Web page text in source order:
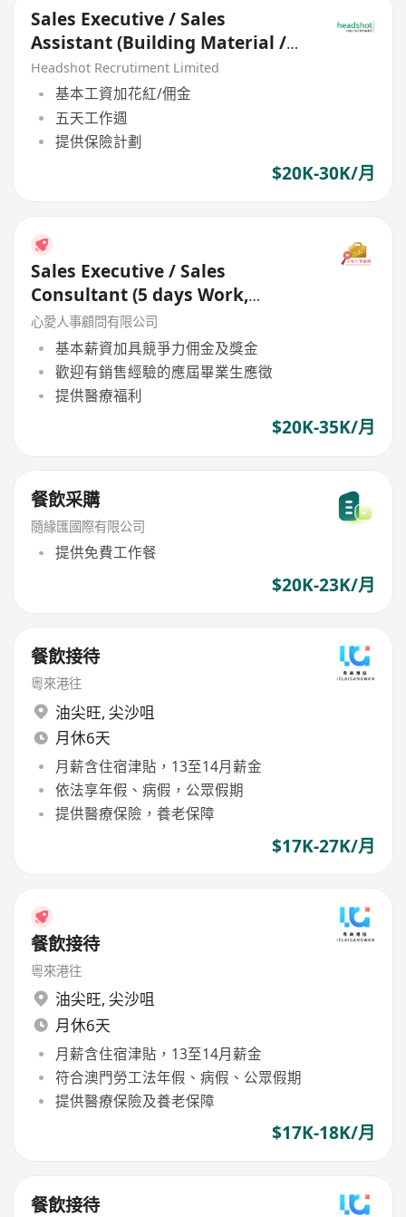
Sales Executive / Sales
Assistant (Building Material /
Equipment) - HK$20K - 30K
Headshot Recrutiment Limited
基本工資加花紅/佣金
五天工作週
提供保險計劃
$20K-30K/月
Sales Executive / Sales
Consultant (5 days Work,
Camera & Medical Equipment)
心愛人事顧問有限公司
基本薪資加具競爭力佣金及獎金
歡迎有銷售經驗的應屆畢業生應徵
提供醫療福利
$20K-35K/月
餐飲采購
隨緣匯國際有限公司
提供免費工作餐
$20K-23K/月
餐飲接待
粵來港往
油尖旺, 尖沙咀
月休6天
月薪含住宿津貼，13至14月薪金
依法享年假、病假，公眾假期
提供醫療保險，養老保障
$17K-27K/月
餐飲接待
粵來港往
油尖旺, 尖沙咀
月休6天
月薪含住宿津貼，13至14月薪金
符合澳門勞工法年假、病假、公眾假期
提供醫療保險及養老保障
$17K-18K/月
餐飲接待